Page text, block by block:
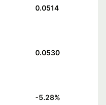
0.0514
0.0530
-5.28%